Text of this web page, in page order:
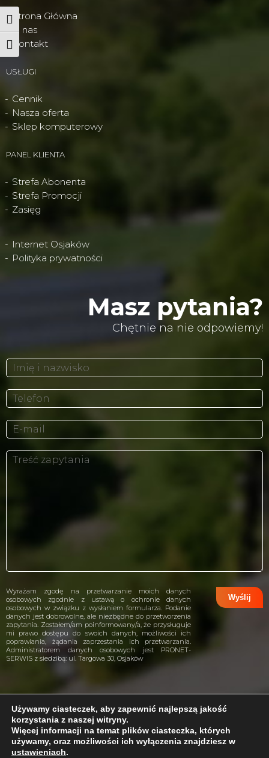
Wysoki kontrast
Powiększ tekst
Problem z internetem?
Strona Główna
O nas
Kontakt
USŁUGI
Cennik
Nasza oferta
Sklep komputerowy
PANEL KLIENTA
Strefa Abonenta
Strefa Promocji
Zasięg
Internet Osjaków
Polityka prywatności
Masz pytania?
Chętnie na nie odpowiemy!
Wyrażam zgodę na przetwarzanie moich danych
osobowych zgodnie z ustawą o ochronie danych
osobowych w związku z wysłaniem formularza. Podanie
danych jest dobrowolne, ale niezbędne do przetworzenia
zapytania. Zostałem/am poinformowany/a, że przysługuje
mi prawo dostępu do swoich danych, możliwości ich
poprawiania, żądania zaprzestania ich przetwarzania.
Administratorem danych osobowych jest PRONET-
SERWIS z siedzibą: ul. Targowa 30, Osjaków
projekt i wykonanie:CreativeHeads.pl
Używamy ciasteczek, aby zapewnić najlepszą jakość
korzystania z naszej witryny.
Więcej informacji na temat plików ciasteczka, których
używamy, oraz możliwości ich wyłączenia znajdziesz w
ustawieniach.